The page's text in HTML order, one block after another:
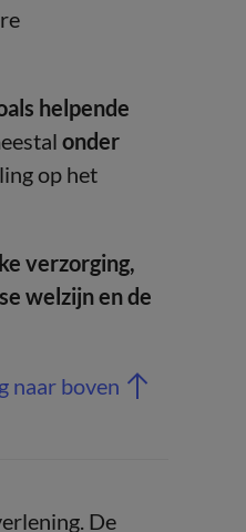
helpende
onder
op het
verzorging,
welzijn en de
naar boven
De